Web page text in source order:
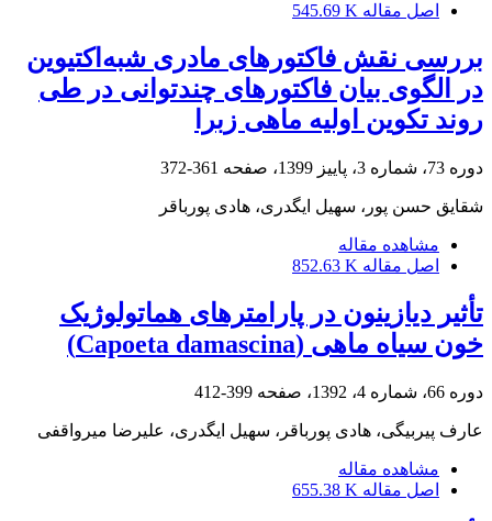
اصل مقاله 545.69 K
بررسی نقش فاکتورهای مادری شبه‌اکتیوین
در الگوی بیان فاکتورهای چندتوانی در طی
روند تکوین اولیه ماهی زبرا
دوره 73، شماره 3، پاییز 1399، صفحه 361-372
شقایق حسن پور، سهیل ایگدری، هادی پورباقر
مشاهده مقاله
اصل مقاله 852.63 K
تأثیر دیازینون در پارامترهای هماتولوژیک
خون سیاه ماهی (Capoeta damascina)
دوره 66، شماره 4، 1392، صفحه 399-412
عارف پیربیگی، هادی پورباقر، سهیل ایگدری، علیرضا میرواقفی
مشاهده مقاله
اصل مقاله 655.38 K